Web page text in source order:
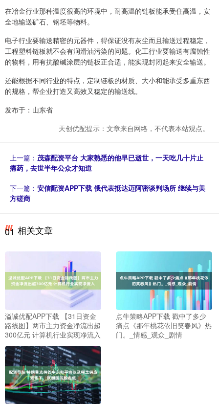
在冶金行业那种温度很高的环境中，耐高温的链板能承受住高温，安
全地输送矿石、钢坯等物料。
电子行业要输送精密的元器件，得保证没有灰尘而且输送过程稳定，
工程塑料链板就不会有润滑油污染的问题。化工行业要输送有腐蚀性
的物料，用有抗酸碱涂层的链板正合适，能实现封闭起来安全输送。
还能根据不同行业的特点，定制链板的材质、大小和能承受多重东西
的规格，帮企业打造又高效又稳定的输送线。
发布于：山东省
天创优配提示：文章来自网络，不代表本站观点。
上一篇： 茂森配资平台 大家熟悉的他早已逝世，一天吃几十片止
痛药，去世半年公众才知道
下一篇： 安信配资APP下载 俄代表抵达迈阿密谈判场所 继续与美
方磋商
01 相关文章
溢诚优配APP下载 【31日资金
路线图】两市主力资金净流出超
300亿元 计算机行业实现净流入
点牛策略APP下载 戳中了多少
痛点《那年桃花依旧笑春风》热
门。_情感_观众_剧情